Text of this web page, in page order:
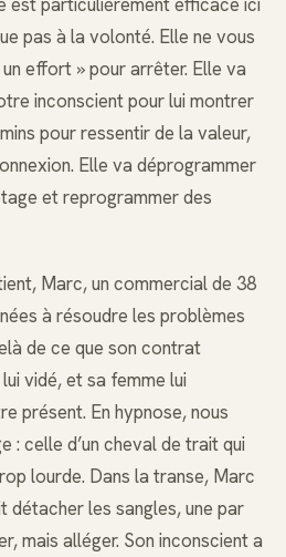
pas à la volonté. Elle ne vous
effort » pour arrêter. Elle va
inconscient pour lui montrer
pour ressentir de la valeur,
Elle va déprogrammer
et reprogrammer des
Marc, un commercial de 38
à résoudre les problèmes
de ce que son contrat
vidé, et sa femme lui
présent. En hypnose, nous
: celle d’un cheval de trait qui
lourde. Dans la transe, Marc
détacher les sangles, une par
mais alléger. Son inconscient a